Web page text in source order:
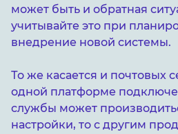
может быть и обратная
учитывайте это при
внедрение новой системы.
То же касается и почтовых
одной платформе
службы может
настройки, то с другим